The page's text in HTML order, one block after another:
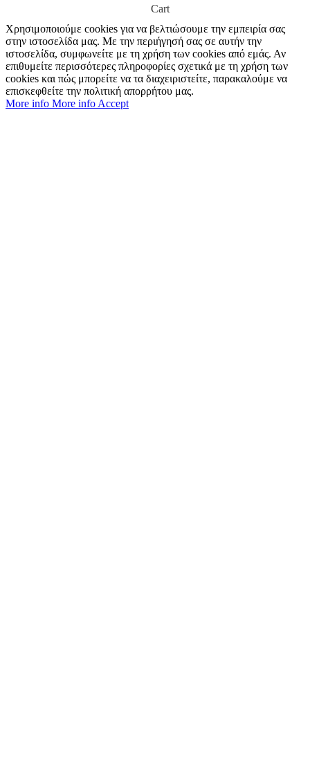
Cart
Χρησιμοποιούμε cookies για να βελτιώσουμε την εμπειρία σας
στην ιστοσελίδα μας. Με την περιήγησή σας σε αυτήν την
ιστοσελίδα, συμφωνείτε με τη χρήση των cookies από εμάς. Αν
επιθυμείτε περισσότερες πληροφορίες σχετικά με τη χρήση των
cookies και πώς μπορείτε να τα διαχειριστείτε, παρακαλούμε να
επισκεφθείτε την πολιτική απορρήτου μας.
More info More info Accept